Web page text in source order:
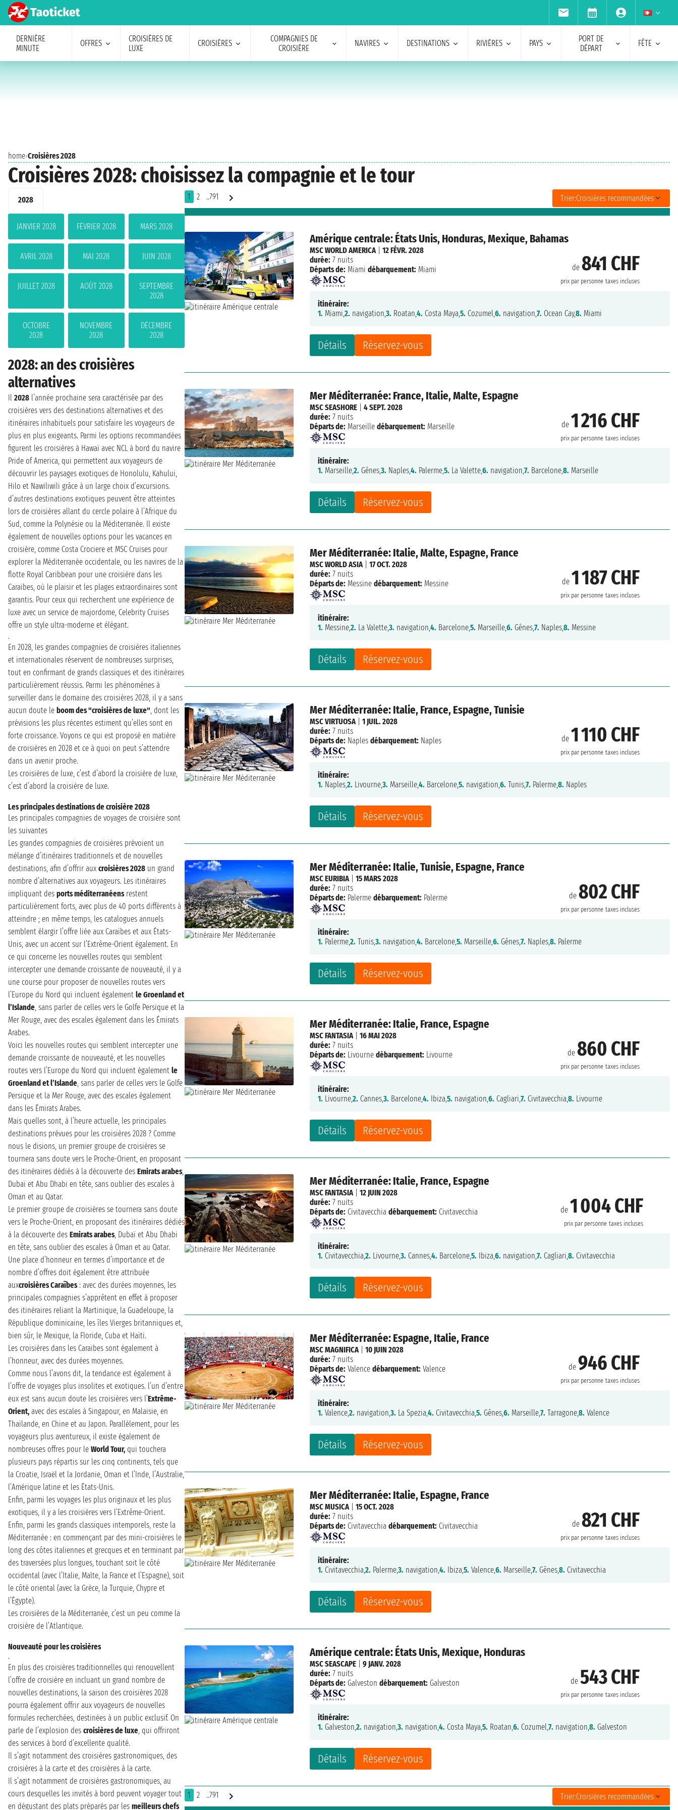
DERNIÈRE
MINUTE
OFFRES
CROISIÈRES DE
LUXE
CROISIÈRES
COMPAGNIES DE
CROISIÈRE
NAVIRES DESTINATIONS RIVIÈRES PAYS
PORT DE
DÉPART
FÊTE
home›Croisières 2028
Croisières 2028: choisissez la compagnie et le tour
2028
JANVIER 2028 FÉVRIER 2028 MARS 2028
AVRIL 2028 MAI 2028 JUIN 2028
JUILLET 2028 AOÛT 2028
SEPTEMBRE
2028
OCTOBRE
2028
NOVEMBRE
2028
DÉCEMBRE
2028
2028: an des croisières
alternatives
Il 2028 l’année prochaine sera caractérisée par des
croisières vers des destinations alternatives et des
itinéraires inhabituels pour satisfaire les voyageurs de
plus en plus exigeants. Parmi les options recommandées
figurent les croisières à Hawaï avec NCL à bord du navire
Pride of America, qui permettent aux voyageurs de
découvrir les paysages exotiques de Honolulu, Kahului,
Hilo et Nawiliwili grâce à un large choix d’excursions.
d’autres destinations exotiques peuvent être atteintes
lors de croisières allant du cercle polaire à l’Afrique du
Sud, comme la Polynésie ou la Méditerranée. Il existe
également de nouvelles options pour les vacances en
croisière, comme Costa Crociere et MSC Cruises pour
explorer la Méditerranée occidentale, ou les navires de la
flotte Royal Caribbean pour une croisière dans les
Caraïbes, où le plaisir et les plages extraordinaires sont
garantis. Pour ceux qui recherchent une expérience de
luxe avec un service de majordome, Celebrity Cruises
offre un style ultra-moderne et élégant.
.
En 2028, les grandes compagnies de croisières italiennes
et internationales réservent de nombreuses surprises,
tout en confirmant de grands classiques et des itinéraires
particulièrement réussis. Parmi les phénomènes à
surveiller dans le domaine des croisières 2028, il y a sans
aucun doute le boom des "croisières de luxe" , dont les
prévisions les plus récentes estiment qu’elles sont en
forte croissance. Voyons ce qui est proposé en matière
de croisières en 2028 et ce à quoi on peut s’attendre
dans un avenir proche.
Les croisières de luxe, c’est d’abord la croisière de luxe,
c’est d’abord la croisière de luxe.
Les principales destinations de croisière 2028
Les principales compagnies de voyages de croisière sont
les suivantes
Les grandes compagnies de croisières prévoient un
mélange d’itinéraires traditionnels et de nouvelles
destinations, afin d’offrir aux croisières 2028 un grand
nombre d’alternatives aux voyageurs. Les itinéraires
impliquant des ports méditerranéensrestent
particulièrement forts, avec plus de 40 ports différents à
atteindre ; en même temps, les catalogues annuels
semblent élargir l’offre liée aux Caraïbes et aux États-
Unis, avec un accent sur l’Extrême-Orient également. En
ce qui concerne les nouvelles routes qui semblent
intercepter une demande croissante de nouveauté, il y a
une course pour proposer de nouvelles routes vers
l’Europe du Nord qui incluent également le Groenland et
l’Islande , sans parler de celles vers le Golfe Persique et la
Mer Rouge, avec des escales également dans les Émirats
Arabes.
Voici les nouvelles routes qui semblent intercepter une
demande croissante de nouveauté, et les nouvelles
routes vers l’Europe du Nord qui incluent également le
Groenland et l’Islande , sans parler de celles vers le Golfe
Persique et la Mer Rouge, avec des escales également
dans les Émirats Arabes.
Mais quelles sont, à l’heure actuelle, les principales
destinations prévues pour les croisières 2028 ? Comme
nous le disions, un premier groupe de croisières se
tournera sans doute vers le Proche-Orient, en proposant
des itinéraires dédiés à la découverte des Emirats arabes,
Dubaï et Abu Dhabi en tête, sans oublier des escales à
Oman et au Qatar.
Le premier groupe de croisières se tournera sans doute
vers le Proche-Orient, en proposant des itinéraires dédiés
à la découverte des Emirats arabes, Dubaï et Abu Dhabi
en tête, sans oublier des escales à Oman et au Qatar.
Une place d’honneur en termes d’importance et de
nombre d’offres doit également être attribuée
auxcroisières Caraïbes: avec des durées moyennes, les
principales compagnies s’apprêtent en effet à proposer
des itinéraires reliant la Martinique, la Guadeloupe, la
République dominicaine, les îles Vierges britanniques et,
bien sûr, le Mexique, la Floride, Cuba et Haïti.
Les croisières dans les Caraïbes sont également à
l’honneur, avec des durées moyennes.
Comme nous l’avons dit, la tendance est également à
l’offre de voyages plus insolites et exotiques. l’un d’entre
eux est sans aucun doute les croisières vers l’Extrême-
Orient, avec des escales à Singapour, en Malaisie, en
Thaïlande, en Chine et au Japon. Parallèlement, pour les
voyageurs plus aventureux, il existe également de
nombreuses offres pour le World Tour, qui touchera
plusieurs pays répartis sur les cinq continents, tels que
la Croatie, Israël et la Jordanie, Oman et l’Inde, l’Australie,
l’Amérique latine et les États-Unis.
Enfin, parmi les voyages les plus originaux et les plus
exotiques, il y a les croisières vers l’Extrême-Orient.
Enfin, parmi les grands classiques intemporels, reste la
Méditerranée : en commençant par des mini-croisières le
long des côtes italiennes et grecques et en terminant par
des traversées plus longues, touchant soit le côté
occidental (avec l’Italie, Malte, la France et l’Espagne), soit
le côté oriental (avec la Grèce, la Turquie, Chypre et
l’Égypte).
Les croisières de la Méditerranée, c’est un peu comme la
croisière de l’Atlantique.
Nouveauté pour les croisières
.
En plus des croisières traditionnelles qui renouvellent
l’offre de croisière en incluant un grand nombre de
nouvelles destinations, la saison des croisières 2028
pourra également offrir aux voyageurs de nouvelles
formules recherchées, destinées à un public exclusif. On
parle de l’explosion des croisières de luxe , qui offriront
des services à bord d’excellente qualité.
Il s’agit notamment des croisières gastronomiques, des
croisières à la carte et des croisières à la carte.
Il s’agit notamment de croisières gastronomiques, au
cours desquelles les invités à bord peuvent voyager tout
en dégustant des plats préparés par les meilleurs chefs
1 2 ..791 Trier:Croisières recommandées
Amérique centrale: États Unis, Honduras, Mexique, Bahamas
de841 CHF
prix par personne taxes incluses
Détails Réservez-vous
MSC WORLD AMERICA|12 FÉVR. 2028
durée: 7 nuits
Départs de: Miami débarquement: Miami
itinéraire:
1. Miami,2. navigation,3. Roatan,4. Costa Maya,5. Cozumel,6. navigation,7. Ocean Cay,8. Miami
Mer Méditerranée: France, Italie, Malte, Espagne
de 1 216 CHF
prix par personne taxes incluses
Détails Réservez-vous
MSC SEASHORE |4 SEPT. 2028
durée: 7 nuits
Départs de: Marseille débarquement: Marseille
itinéraire:
1. Marseille,2. Gênes,3. Naples,4. Palerme,5. La Valette,6. navigation,7. Barcelone,8. Marseille
Mer Méditerranée: Italie, Malte, Espagne, France
de 1 187 CHF
prix par personne taxes incluses
Détails Réservez-vous
MSC WORLD ASIA|17 OCT. 2028
durée: 7 nuits
Départs de: Messine débarquement: Messine
itinéraire:
1. Messine,2. La Valette,3. navigation,4. Barcelone,5. Marseille,6. Gênes,7. Naples,8. Messine
Mer Méditerranée: Italie, France, Espagne, Tunisie
de 1 110 CHF
prix par personne taxes incluses
Détails Réservez-vous
MSC VIRTUOSA|1 JUIL. 2028
durée: 7 nuits
Départs de: Naples débarquement: Naples
itinéraire:
1. Naples,2. Livourne,3. Marseille,4. Barcelone,5. navigation,6. Tunis,7. Palerme,8. Naples
Mer Méditerranée: Italie, Tunisie, Espagne, France
de802 CHF
prix par personne taxes incluses
Détails Réservez-vous
MSC EURIBIA|15 MARS 2028
durée: 7 nuits
Départs de: Palerme débarquement: Palerme
itinéraire:
1. Palerme,2. Tunis,3. navigation,4. Barcelone,5. Marseille,6. Gênes,7. Naples,8. Palerme
Mer Méditerranée: Italie, France, Espagne
de860 CHF
prix par personne taxes incluses
Détails Réservez-vous
MSC FANTASIA|16 MAI 2028
durée: 7 nuits
Départs de: Livourne débarquement: Livourne
itinéraire:
1. Livourne,2. Cannes,3. Barcelone,4. Ibiza,5. navigation,6. Cagliari,7. Civitavecchia,8. Livourne
Mer Méditerranée: Italie, France, Espagne
de 1 004 CHF
prix par personne taxes incluses
Détails Réservez-vous
MSC FANTASIA|12 JUIN 2028
durée: 7 nuits
Départs de: Civitavecchia débarquement: Civitavecchia
itinéraire:
1. Civitavecchia,2. Livourne,3. Cannes,4. Barcelone,5. Ibiza,6. navigation,7. Cagliari,8. Civitavecchia
Mer Méditerranée: Espagne, Italie, France
de 946 CHF
prix par personne taxes incluses
Détails Réservez-vous
MSC MAGNIFICA|10 JUIN 2028
durée: 7 nuits
Départs de: Valence débarquement: Valence
itinéraire:
1. Valence,2. navigation,3. La Spezia,4. Civitavecchia,5. Gênes,6. Marseille,7. Tarragone,8. Valence
Mer Méditerranée: Italie, Espagne, France
de821 CHF
prix par personne taxes incluses
Détails Réservez-vous
MSC MUSICA|15 OCT. 2028
durée: 7 nuits
Départs de: Civitavecchia débarquement: Civitavecchia
itinéraire:
1. Civitavecchia,2. Palerme,3. navigation,4. Ibiza,5. Valence,6. Marseille,7. Gênes,8. Civitavecchia
Amérique centrale: États Unis, Mexique, Honduras
de543 CHF
prix par personne taxes incluses
Détails Réservez-vous
MSC SEASCAPE |9 JANV. 2028
durée: 7 nuits
Départs de: Galveston débarquement: Galveston
itinéraire:
1. Galveston,2. navigation,3. navigation,4. Costa Maya,5. Roatan,6. Cozumel,7. navigation,8. Galveston
1 2 ..791 Trier:Croisières recommandées